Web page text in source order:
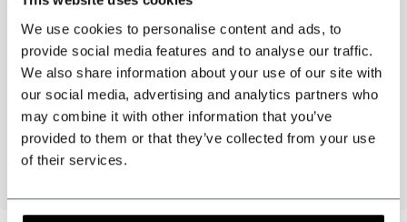
We use cookies to personalise content and ads, to
provide social media features and to analyse our traffic.
We also share information about your use of our site with
our social media, advertising and analytics partners who
may combine it with other information that you’ve
provided to them or that they’ve collected from your use
of their services.
measure